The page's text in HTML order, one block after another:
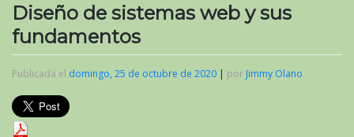
Diseño de sistemas web y sus
fundamentos
Publicada el domingo, 25 de octubre de 2020 | por Jimmy Olano